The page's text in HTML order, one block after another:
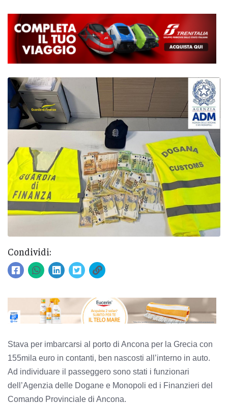
Condividi:
Stava per imbarcarsi al porto di Ancona per la Grecia con
155mila euro in contanti, ben nascosti all’interno in auto.
Ad individuare il passeggero sono stati i funzionari
dell’Agenzia delle Dogane e Monopoli ed i Finanzieri del
Comando Provinciale di Ancona.